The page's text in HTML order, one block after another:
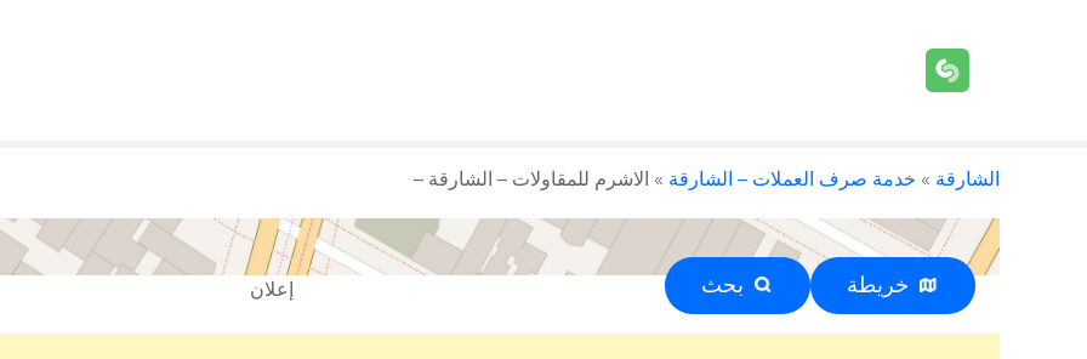
الشارقة » خدمة صرف العملات – الشارقة » الاشرم للمقاولات – الشارقة –
خريطة بحث إعلان